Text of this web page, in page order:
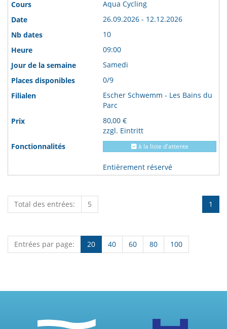
Aqua Cycling
26.09.2026 - 12.12.2026
10
09:00
Samedi
0/9
Escher Schwemm - Les Bains du
Parc
80,00 €
zzgl. Eintritt
à la liste d'attente
Entièrement réservé
1
Total des entrées: 5
Entrées par page: 20 40 60 80 100